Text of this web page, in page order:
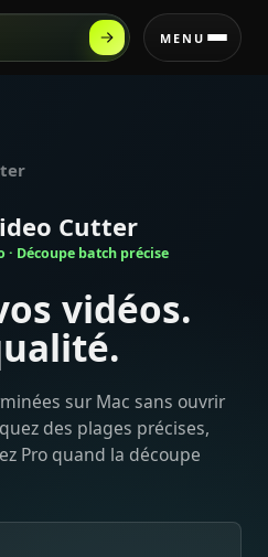
MENU
Cutter
· Découpe batch précise
vidéos.
sur Mac sans ouvrir
des plages précises,
Pro quand la découpe